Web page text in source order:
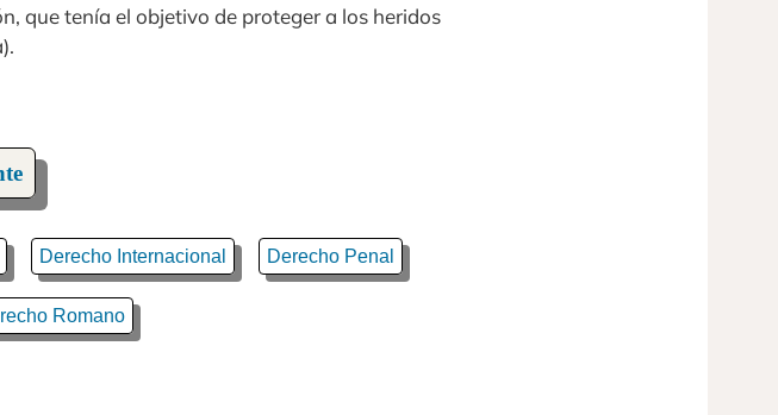
que tenía el objetivo de proteger a los heridos
Derecho Internacional Derecho Penal
Romano